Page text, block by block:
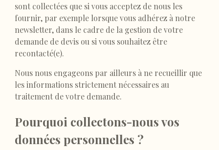
sont collectées que si vous acceptez de nous les
fournir, par exemple lorsque vous adhérez à notre
newsletter, dans le cadre de la gestion de votre
demande de devis ou si vous souhaitez être
recontacté(e).
Nous nous engageons par ailleurs à ne recueillir que
les informations strictement nécessaires au
traitement de votre demande.
Pourquoi collectons-nous vos
données personnelles ?